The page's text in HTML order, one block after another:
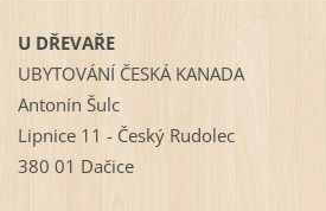
U DŘEVAŘE
UBYTOVÁNÍ ČESKÁ KANADA
Antonín Šulc
Lipnice 11 - Český Rudolec
380 01 Dačice